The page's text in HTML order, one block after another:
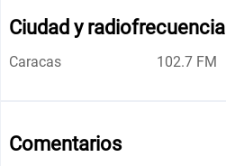
Ciudad y radiofrecuencia
Caracas 102.7 FM
Comentarios